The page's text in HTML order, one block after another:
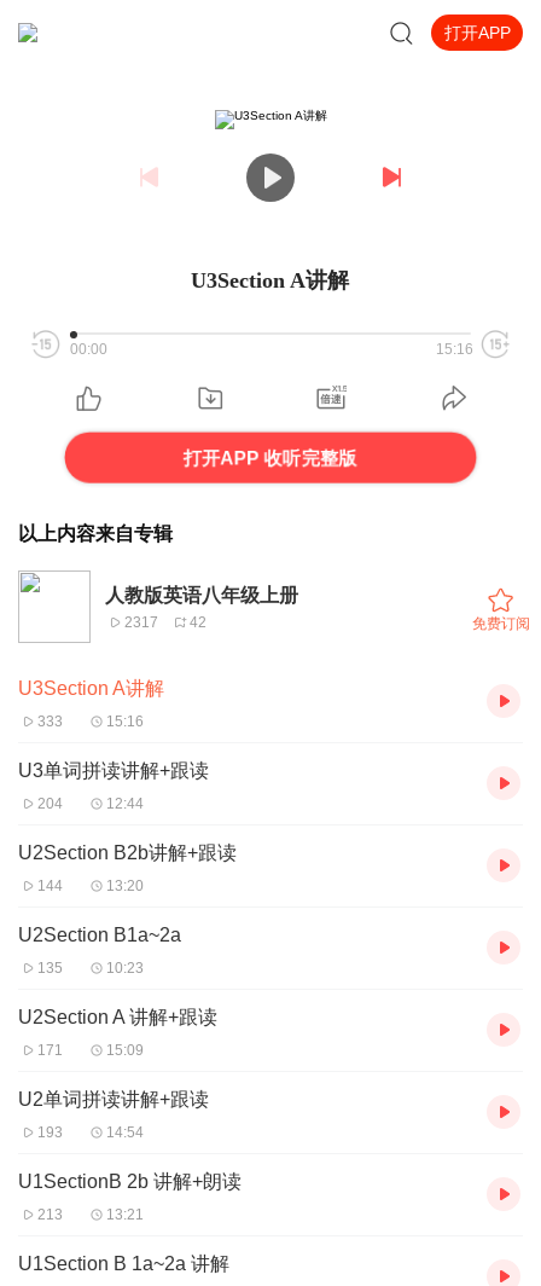
打开APP
U3Section A讲解
00:00 15:16
打开APP 收听完整版
以上内容来自专辑
人教版英语八年级上册
2317 42 免费订阅
U3Section A讲解
333 15:16
U3单词拼读讲解+跟读
204 12:44
U2Section B2b讲解+跟读
144 13:20
U2Section B1a~2a
135 10:23
U2Section A 讲解+跟读
171 15:09
U2单词拼读讲解+跟读
193 14:54
U1SectionB 2b 讲解+朗读
213 13:21
U1Section B 1a~2a 讲解